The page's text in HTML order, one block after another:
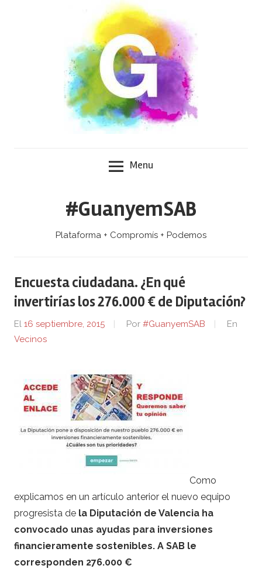
Menu
#GuanyemSAB
Plataforma + Compromís + Podemos
Encuesta ciudadana. ¿En qué
invertirías los 276.000 € de Diputación?
El 16 septiembre, 2015 Por #GuanyemSAB
En
Vecinos
Como
explicamos en un artículo anterior el nuevo equipo
progresista de la Diputación de Valencia ha
convocado unas ayudas para inversiones
financieramente sostenibles. A SAB le
corresponden 276.000 €